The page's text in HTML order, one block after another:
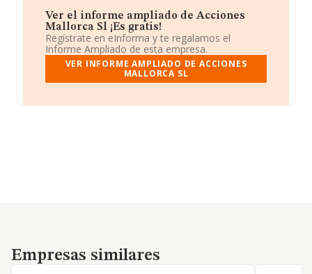
Ver el informe ampliado de Acciones
Mallorca Sl ¡Es gratis!
Regístrate en eInforma y te regalamos el
Informe Ampliado de esta empresa.
VER INFORME AMPLIADO DE ACCIONES
MALLORCA SL
Empresas similares
Empresas similares